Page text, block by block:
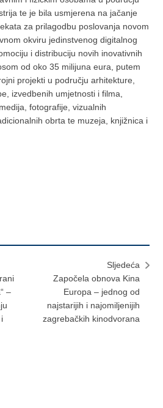
te je bila usmjerena na jačanje
za prilagodbu poslovanja novom
okviru jedinstvenog digitalnog
i distribuciju novih inovativnih
od oko 35 milijuna eura, putem
projekti u području arhitekture,
izvedbenih umjetnosti i filma,
fotografije, vizualnih
obrta te muzeja, knjižnica i
–
Sljedeća
Započela obnova Kina
Europa – jednog od
najstarijih i najomiljenijih
zagrebačkih kinodvorana